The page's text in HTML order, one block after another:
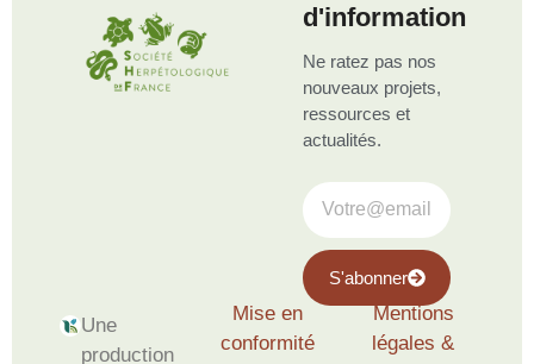
d'information
Ne ratez pas nos
nouveaux projets,
ressources et
actualités.
S'abonner
Une
production
Mise en
conformité
Mentions
légales &